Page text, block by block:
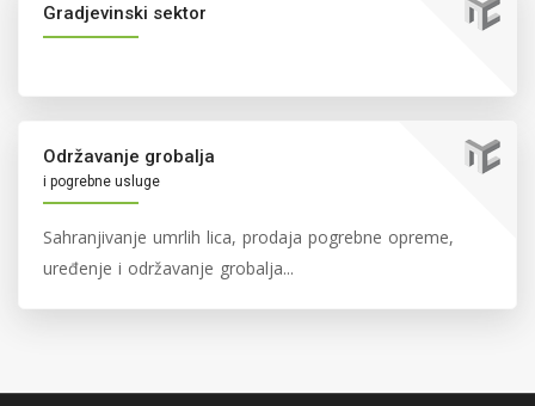
Gradjevinski sektor
Održavanje grobalja
i pogrebne usluge
Sahranjivanje umrlih lica, prodaja pogrebne opreme,
uređenje i održavanje grobalja...